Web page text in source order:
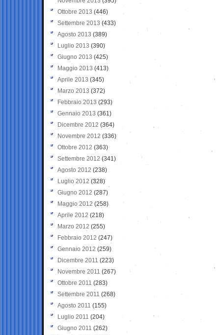
Ottobre 2013 (446)
Settembre 2013 (433)
Agosto 2013 (389)
Luglio 2013 (390)
Giugno 2013 (425)
Maggio 2013 (413)
Aprile 2013 (345)
Marzo 2013 (372)
Febbraio 2013 (293)
Gennaio 2013 (361)
Dicembre 2012 (364)
Novembre 2012 (336)
Ottobre 2012 (363)
Settembre 2012 (341)
Agosto 2012 (238)
Luglio 2012 (328)
Giugno 2012 (287)
Maggio 2012 (258)
Aprile 2012 (218)
Marzo 2012 (255)
Febbraio 2012 (247)
Gennaio 2012 (259)
Dicembre 2011 (223)
Novembre 2011 (267)
Ottobre 2011 (283)
Settembre 2011 (268)
Agosto 2011 (155)
Luglio 2011 (204)
Giugno 2011 (262)